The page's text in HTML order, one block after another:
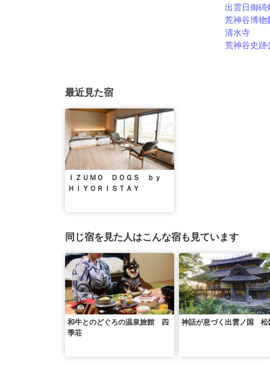
出雲日御碕
荒神谷博物
清水寺
荒神谷史跡
最近見た宿
ＩＺＵＭＯ ＤＯＧＳ ｂｙ
ＨＩＹＯＲＩＳＴＡＹ
同じ宿を見た人はこんな宿も見ています
和牛とのどぐろの温泉旅館 四
季荘
神話が息づく出雲ノ国 松